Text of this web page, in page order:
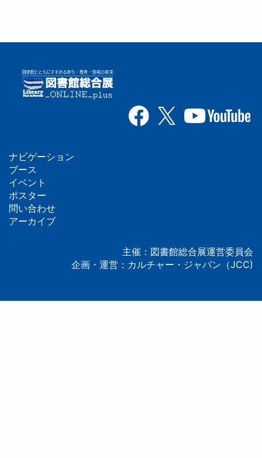
フ
ッ
タ
ナビゲーション
ブース
イベント
ポスター
問い合わせ
アーカイブ
主催：図書館総合展運営委員会
企画・運営：カルチャー・ジャパン（JCC)